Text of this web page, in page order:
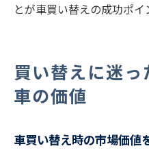
とが車買い替えの成功ポイ
買い替えに迷っ
車の価値
車買い替え時の市場価値